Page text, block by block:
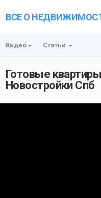
ВСЕ О
Видео Статьи
Готовые
Новостройки Спб